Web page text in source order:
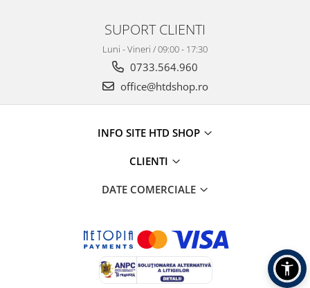
SUPORT CLIENTI
Luni - Vineri / 09:00 - 17:30
0733.564.960
office@htdshop.ro
INFO SITE HTD SHOP
CLIENTI
DATE COMERCIALE